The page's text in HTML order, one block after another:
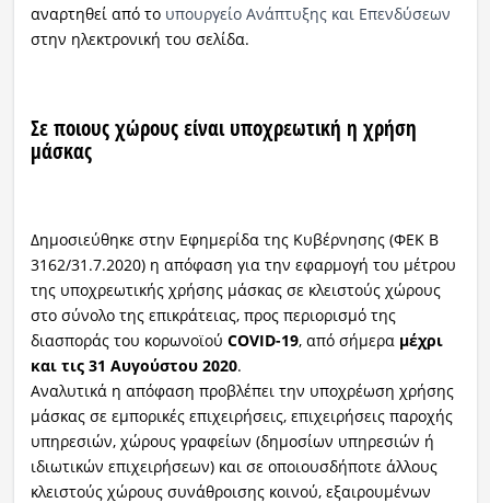
αναρτηθεί από τουπουργείο Ανάπτυξης και Επενδύσεων
στην ηλεκτρονική του σελίδα.
Σε ποιους χώρους είναι υποχρεωτική η χρήση
μάσκας
Δημοσιεύθηκε στην Εφημερίδα της Κυβέρνησης (ΦΕΚ Β
3162/31.7.2020) η απόφαση για την εφαρμογή του μέτρου
της υποχρεωτικής χρήσης μάσκας σε κλειστούς χώρους
στο σύνολο της επικράτειας, προς περιορισμό της
διασποράς του κορωνοϊού COVID-19, από σήμερα μέχρι
και τις 31 Αυγούστου 2020.
Αναλυτικά η απόφαση προβλέπει την υποχρέωση χρήσης
μάσκας σε εμπορικές επιχειρήσεις, επιχειρήσεις παροχής
υπηρεσιών, χώρους γραφείων (δημοσίων υπηρεσιών ή
ιδιωτικών επιχειρήσεων) και σε οποιουσδήποτε άλλους
κλειστούς χώρους συνάθροισης κοινού, εξαιρουμένων